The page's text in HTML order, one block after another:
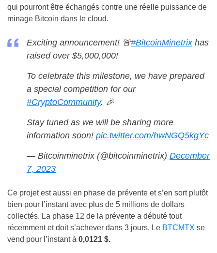
qui pourront être échangés contre une réelle puissance de
minage Bitcoin dans le cloud.
Exciting announcement! 🚨#BitcoinMinetrixhas
raised over $5,000,000!
To celebrate this milestone, we have prepared
a special competition for our
#CryptoCommunity. 🎉
Stay tuned as we will be sharing more
information soon! pic.twitter.com/hwNGQ5kgYc
— Bitcoinminetrix (@bitcoinminetrix) December
7, 2023
Ce projet est aussi en phase de prévente et s’en sort plutôt
bien pour l’instant avec plus de 5 millions de dollars
collectés. La phase 12 de la prévente a débuté tout
récemment et doit s’achever dans 3 jours. Le BTCMTX se
vend pour l’instant à 0,0121 $.